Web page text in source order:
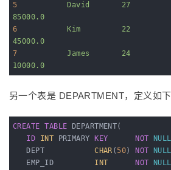
5
David       27
85000.0
6
Kim         22
45000.0
7
James       24
10000.0
另一个表是 DEPARTMENT，定义如下
CREATE TABLE DEPARTMENT(
ID
INT PRIMARY KEY NOT NULL
   DEPT
CHAR (50) NOT NULL
   EMP_ID
INT NOT
NULL